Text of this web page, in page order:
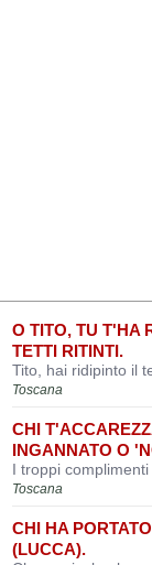
O TITO, TU T'HA
TETTI RITINTI.
Tito, hai ridipinto il
Toscana
CHI
INGANNATO O
I troppi
Toscana
CHI HA
(LUCCA).